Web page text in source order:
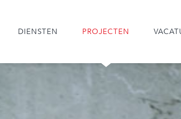
DIENSTEN PROJECTEN